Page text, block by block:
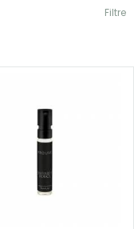
Filtre